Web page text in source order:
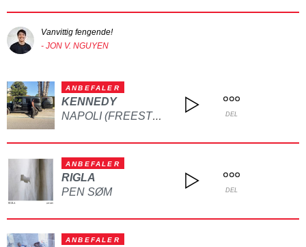
Vanvittig fengende!
- JON V. NGUYEN
ANBEFALER
KENNEDY
NAPOLI (FREESTYLE) DEL
ANBEFALER
RIGLA
PEN SØM
DEL
ANBEFALER